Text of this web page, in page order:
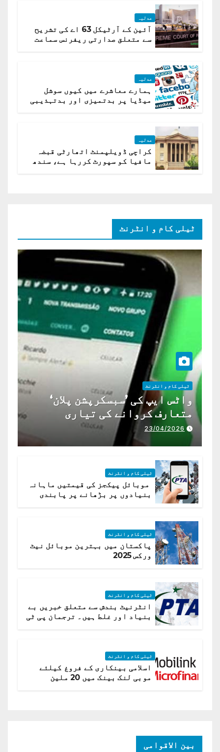
عدلیہ
آئین کے آرٹیکل 63 اے کی تشریح
سے متعلق صدارتی ریفرنس سماعت
عدلیہ
ہمارے معاشرے میں کیوں سوشل
میڈیا پر بدتمیزی اور بدتہذیبی
عدلیہ
کراچی ڈویلپمنٹ اتھارٹی قبضہ
مافیا کو سپورٹ کررہا ہے، سندھ
ٹیلی کام و انٹرنٹ
ٹیلی کام و انٹرنٹ
واٹس ایپ کی ’سبسکرپشن پلان‘
متعارف کروانے کی تیاری
23/04/2026
ٹیلی کام و انٹرنٹ
موبائل پیکجز کی قیمتیں ماہانہ
بنیادوں پر بڑھانے پر پابندی
ٹیلی کام و انٹرنٹ
پاکستان میں بہترین موبائل نیٹ
ورکس 2025
ٹیلی کام و انٹرنٹ
انٹرنیٹ بندش سے متعلق خبریں بے
بنیاد اور غلط ہیں۔ ترجمان پی ٹی
ٹیلی کام و انٹرنٹ
اسلامی بینکاری کے فروغ کیلئے
موبی لنک بینک میں 20 ملین
بین الاقوامی